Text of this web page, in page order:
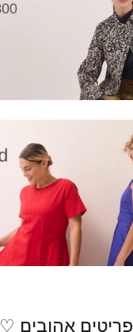
פריטים אהובים ♡